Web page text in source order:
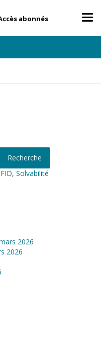
abonnés
, Solvabilité
2026
2026